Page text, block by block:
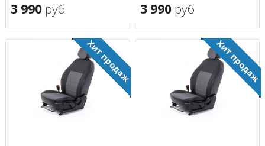
3 990 руб 3 990 руб